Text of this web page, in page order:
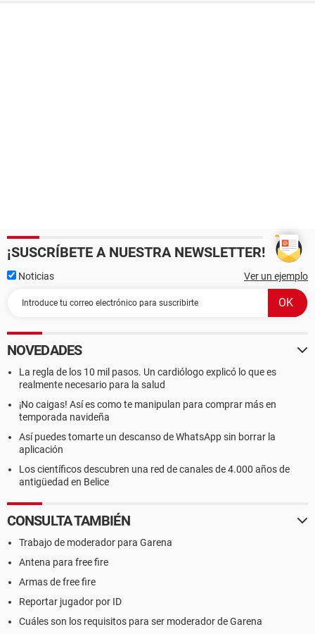
¡SUSCRÍBETE A NUESTRA NEWSLETTER!
Noticias Ver un ejemplo
NOVEDADES
La regla de los 10 mil pasos. Un cardiólogo explicó lo que es
realmente necesario para la salud
¡No caigas! Así es como te manipulan para comprar más en
temporada navideña
Así puedes tomarte un descanso de WhatsApp sin borrar la
aplicación
Los científicos descubren una red de canales de 4.000 años de
antigüedad en Belice
CONSULTA TAMBIÉN
Trabajo de moderador para Garena
Antena para free fire
Armas de free fire
Reportar jugador por ID
Cuáles son los requisitos para ser moderador de Garena